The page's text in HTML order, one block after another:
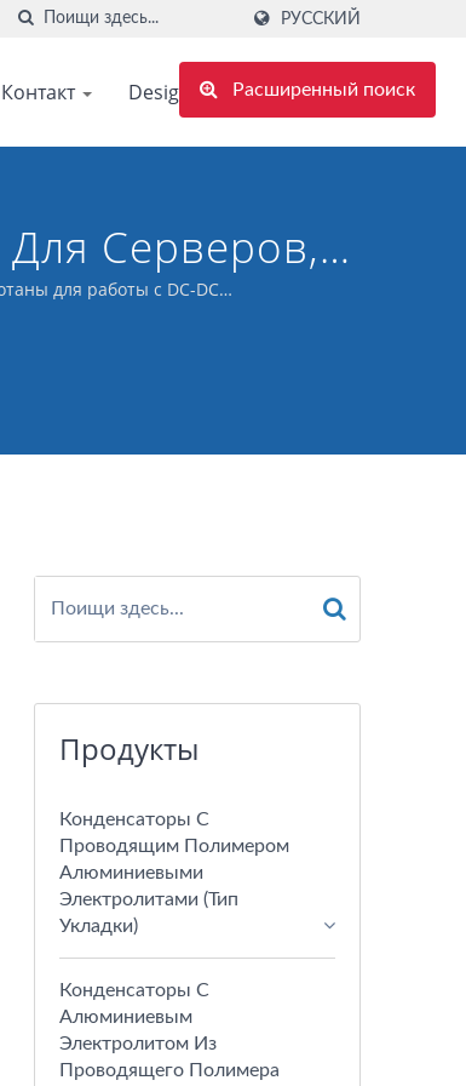
РУССКИЙ
Контакт Design supportРасширенный поиск
Серверов,
для работы с DC-DC
Продукты
Конденсаторы С
Проводящим Полимером
Алюминиевыми
Электролитами (тип
Укладки)
Конденсаторы С
Алюминиевым
Электролитом Из
Проводящего Полимера